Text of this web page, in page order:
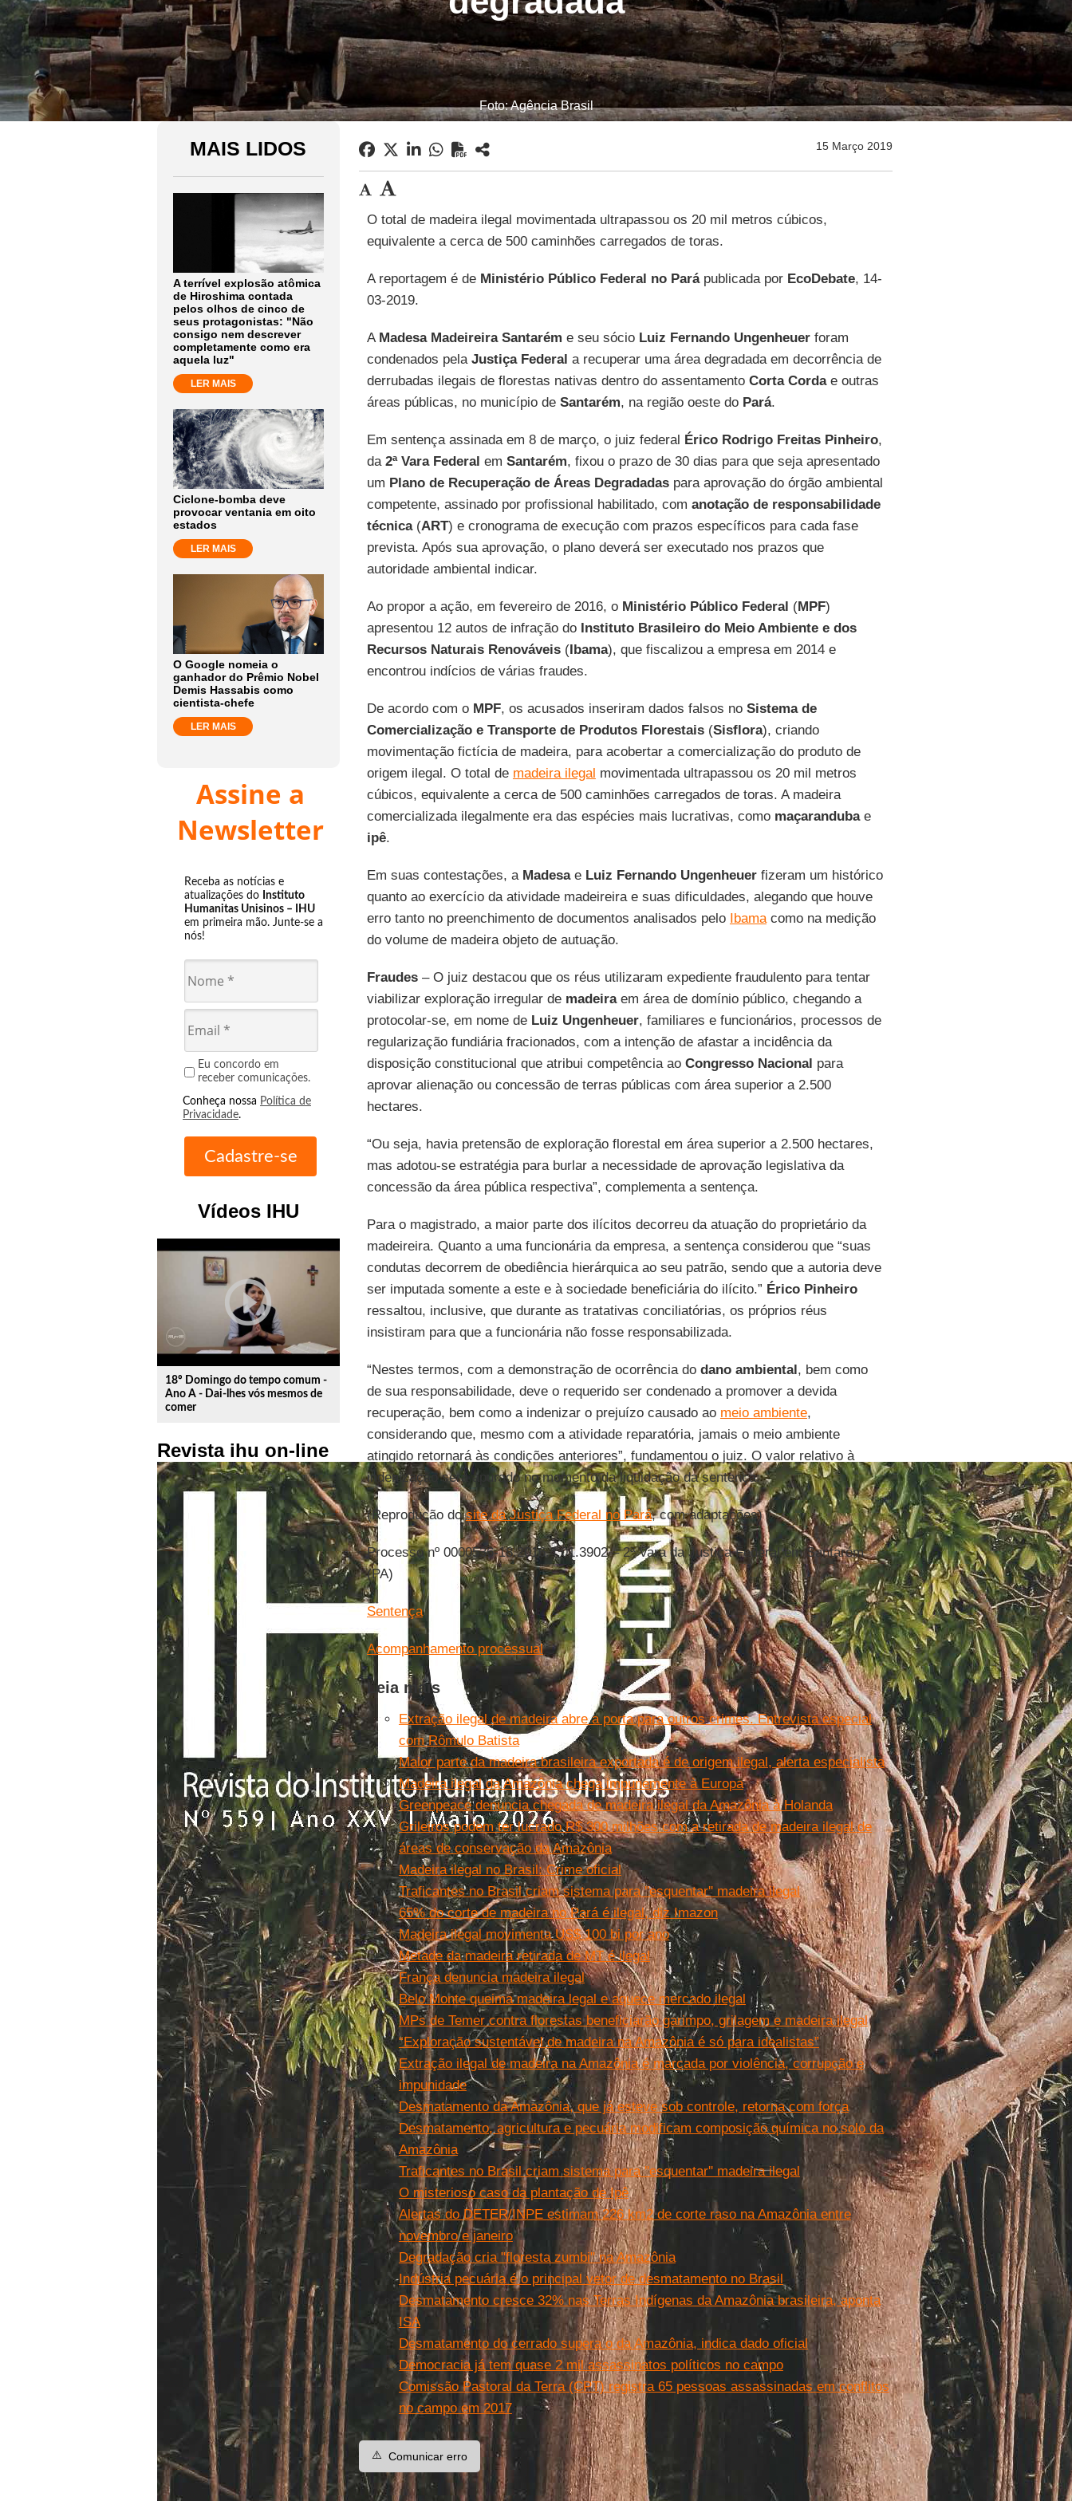
Foto: Agência Brasil
MAIS LIDOS
A terrível explosão atômica
de Hiroshima contada
pelos olhos de cinco de
seus protagonistas: "Não
consigo nem descrever
completamente como era
aquela luz"
LER MAIS
Ciclone-bomba deve
provocar ventania em oito
estados
LER MAIS
O Google nomeia o
ganhador do Prêmio Nobel
Demis Hassabis como
cientista-chefe
LER MAIS
Assine a
Newsletter
Receba as notícias e
atualizações do Instituto
Humanitas Unisinos – IHU
em primeira mão. Junte-se a
nós!
Eu concordo em
receber comunicações.
Conheça nossa Política de
Privacidade.
Vídeos IHU
play_circle_outline
18º Domingo do tempo comum -
Ano A - Dai-lhes vós mesmos de
comer
Revista ihu on-line
15 Março 2019
O total de madeira ilegal movimentada ultrapassou os 20 mil metros cúbicos,
equivalente a cerca de 500 caminhões carregados de toras.
A reportagem é de Ministério Público Federal no Parápublicada por EcoDebate, 14-
03-2019.
A Madesa Madeireira Santarém e seu sócio Luiz Fernando Ungenheuerforam
condenados pela Justiça Federal a recuperar uma área degradada em decorrência de
derrubadas ilegais de florestas nativas dentro do assentamento Corta Cordae outras
áreas públicas, no município de Santarém, na região oeste do Pará.
Em sentença assinada em 8 de março, o juiz federal Érico Rodrigo Freitas Pinheiro,
da 2ª Vara Federal em Santarém, fixou o prazo de 30 dias para que seja apresentado
um Plano de Recuperação de Áreas Degradadaspara aprovação do órgão ambiental
competente, assinado por profissional habilitado, com anotação de responsabilidade
técnica (ART) e cronograma de execução com prazos específicos para cada fase
prevista. Após sua aprovação, o plano deverá ser executado nos prazos que
autoridade ambiental indicar.
Ao propor a ação, em fevereiro de 2016, o Ministério Público Federal (MPF)
apresentou 12 autos de infração do Instituto Brasileiro do Meio Ambiente e dos
Recursos Naturais Renováveis (Ibama), que fiscalizou a empresa em 2014 e
encontrou indícios de várias fraudes.
De acordo com o MPF, os acusados inseriram dados falsos no Sistema de
Comercialização e Transporte de Produtos Florestais (Sisflora), criando
movimentação fictícia de madeira, para acobertar a comercialização do produto de
origem ilegal. O total de madeira ilegal movimentada ultrapassou os 20 mil metros
cúbicos, equivalente a cerca de 500 caminhões carregados de toras. A madeira
comercializada ilegalmente era das espécies mais lucrativas, como maçarandubae
ipê.
Em suas contestações, a Madesae Luiz Fernando Ungenheuerfizeram um histórico
quanto ao exercício da atividade madeireira e suas dificuldades, alegando que houve
erro tanto no preenchimento de documentos analisados pelo Ibamacomo na medição
do volume de madeira objeto de autuação.
Fraudes– O juiz destacou que os réus utilizaram expediente fraudulento para tentar
viabilizar exploração irregular de madeiraem área de domínio público, chegando a
protocolar-se, em nome de Luiz Ungenheuer, familiares e funcionários, processos de
regularização fundiária fracionados, com a intenção de afastar a incidência da
disposição constitucional que atribui competência ao Congresso Nacional para
aprovar alienação ou concessão de terras públicas com área superior a 2.500
hectares.
“Ou seja, havia pretensão de exploração florestal em área superior a 2.500 hectares,
mas adotou-se estratégia para burlar a necessidade de aprovação legislativa da
concessão da área pública respectiva”, complementa a sentença.
Para o magistrado, a maior parte dos ilícitos decorreu da atuação do proprietário da
madeireira. Quanto a uma funcionária da empresa, a sentença considerou que “suas
condutas decorrem de obediência hierárquica ao seu patrão, sendo que a autoria deve
ser imputada somente a este e à sociedade beneficiária do ilícito.” Érico Pinheiro
ressaltou, inclusive, que durante as tratativas conciliatórias, os próprios réus
insistiram para que a funcionária não fosse responsabilizada.
“Nestes termos, com a demonstração de ocorrência do dano ambiental, bem como
de sua responsabilidade, deve o requerido ser condenado a promover a devida
recuperação, bem como a indenizar o prejuízo causado ao meio ambiente,
considerando que, mesmo com a atividade reparatória, jamais o meio ambiente
atingido retornará às condições anteriores”, fundamentou o juiz. O valor relativo à
indenização será apurado no momento da liquidação da sentença.
(Reprodução dosite da Justiça Federal no Pará, com adaptações)
Processo nº 0000536-18.2016.4.01.3902 – 2ª Vara da Justiça Federal em Santarém
(PA)
Sentença
Acompanhamento processual
Leia mais
Extração ilegal de madeira abre a porta para outros crimes. Entrevista especial
com Rômulo Batista
Maior parte da madeira brasileira exportada é de origem ilegal, alerta especialista
Madeira ilegal da Amazônia chega impunemente à Europa
Greenpeace denuncia chegada de madeira ilegal da Amazônia à Holanda
Grileiros podem ter lucrado R$ 300 milhões com a retirada de madeira ilegal de
áreas de conservação da Amazônia
Madeira ilegal no Brasil: Crime oficial
Traficantes no Brasil criam sistema para ''esquentar'' madeira ilegal
65% do corte de madeira no Pará é ilegal, diz Imazon
Madeira ilegal movimenta US$ 100 bi por ano
Metade da madeira retirada de MT é ilegal
França denuncia madeira ilegal
Belo Monte queima madeira legal e aquece mercado ilegal
MPs de Temer contra florestas beneficiarão garimpo, grilagem e madeira ilegal
“Exploração sustentável de madeira na Amazônia é só para idealistas”
Extração ilegal de madeira na Amazônia é marcada por violência, corrupção e
impunidade
Desmatamento da Amazônia, que já esteve sob controle, retorna com força
Desmatamento, agricultura e pecuária modificam composição química no solo da
Amazônia
Traficantes no Brasil criam sistema para ''esquentar'' madeira ilegal
O misterioso caso da plantação de Ipê
Alertas do DETER/INPE estimam 226 km2 de corte raso na Amazônia entre
novembro e janeiro
Degradação cria "floresta zumbi" na Amazônia
Indústria pecuária é o principal vetor de desmatamento no Brasil
Desmatamento cresce 32% nas Terras Indígenas da Amazônia brasileira, aponta
ISA
Desmatamento do cerrado supera o da Amazônia, indica dado oficial
Democracia já tem quase 2 mil assassinatos políticos no campo
Comissão Pastoral da Terra (CPT) registra 65 pessoas assassinadas em conflitos
no campo em 2017
⚠️ Comunicar erro